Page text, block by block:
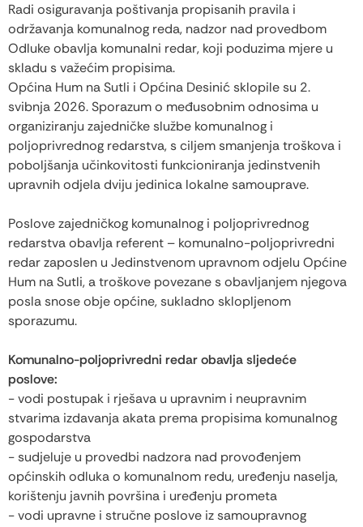
Radi osiguravanja poštivanja propisanih pravila i
održavanja komunalnog reda, nadzor nad provedbom
Odluke obavlja komunalni redar, koji poduzima mjere u
skladu s važećim propisima.
Općina Hum na Sutli i Općina Desinić sklopile su 2.
svibnja 2026. Sporazum o međusobnim odnosima u
organiziranju zajedničke službe komunalnog i
poljoprivrednog redarstva, s ciljem smanjenja troškova i
poboljšanja učinkovitosti funkcioniranja jedinstvenih
upravnih odjela dviju jedinica lokalne samouprave.
Poslove zajedničkog komunalnog i poljoprivrednog
redarstva obavlja referent – komunalno-poljoprivredni
redar zaposlen u Jedinstvenom upravnom odjelu Općine
Hum na Sutli, a troškove povezane s obavljanjem njegova
posla snose obje općine, sukladno sklopljenom
sporazumu.
Komunalno-poljoprivredni redar obavlja sljedeće
poslove:
- vodi postupak i rješava u upravnim i neupravnim
stvarima izdavanja akata prema propisima komunalnog
gospodarstva
- sudjeluje u provedbi nadzora nad provođenjem
općinskih odluka o komunalnom redu, uređenju naselja,
korištenju javnih površina i uređenju prometa
- vodi upravne i stručne poslove iz samoupravnog